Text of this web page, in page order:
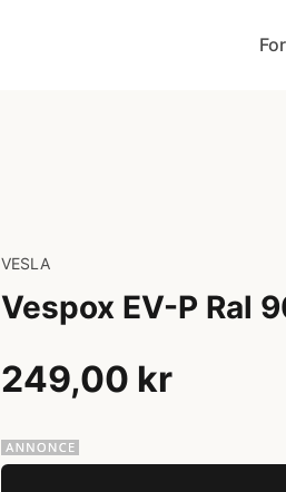
VESLA
Vespox EV-P Ral
249,00 kr